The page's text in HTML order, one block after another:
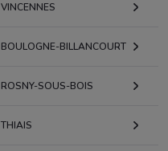
VINCENNES
BOULOGNE-BILLANCOURT
ROSNY-SOUS-BOIS
THIAIS